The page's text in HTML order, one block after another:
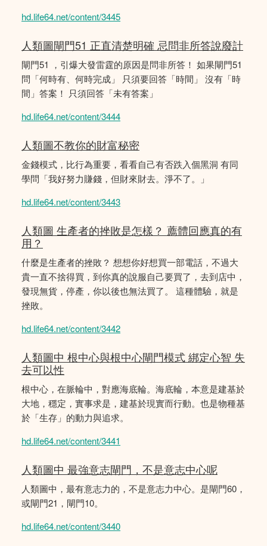
hd.life64.net/content/3445
人類圖閘門51 正直清楚明確 忌問非所答說廢計
閘門51 ，引爆大發雷霆的原因是問非所答！ 如果閘門51
問「何時有、何時完成」 只須要回答「時間」 沒有「時
間」答案！ 只須回答「未有答案」
hd.life64.net/content/3444
人類圖不教你的財富秘密
金錢模式，比行為重要，看看自己有否跌入個黑洞 有同
學問「我好努力賺錢，但財來財去。淨不了。」
hd.life64.net/content/3443
人類圖 生產者的挫敗是怎樣？ 薦體回應真的有
用？
什麼是生產者的挫敗？ 想想你好想買一部電話，不過大
貴一直不捨得買，到你真的說服自己要買了，去到店中，
發現無貨，停產，你以後也無法買了。 這種體驗，就是
挫敗。
hd.life64.net/content/3442
人類圖中 根中心與根中心閘門模式 綁定心智 失
去可以性
根中心，在脈輪中，對應海底輪。海底輪，本意是建基於
大地，穩定，實事求是，建基於現實而行動。也是物種基
於「生存」的動力與追求。
hd.life64.net/content/3441
人類圖中 最強意志閘門，不是意志中心呢
人類圖中，最有意志力的，不是意志力中心。是閘門60，
或閘門21，閘門10。
hd.life64.net/content/3440